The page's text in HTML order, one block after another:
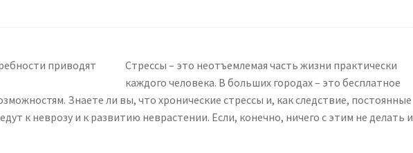
Стрессы – это неотъемлемая часть жизни практически
каждого человека. В больших городах – это бесплатное
Знаете ли вы, что хронические стрессы и, как следствие, постоянные
к неврозу и к развитию неврастении. Если, конечно, ничего с этим не делать и